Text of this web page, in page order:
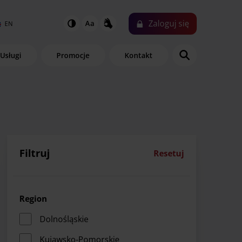
EN Zaloguj się
Usługi Promocje Kontakt
Filtruj Resetuj
Region
Dolnośląskie
Kujawsko-Pomorskie